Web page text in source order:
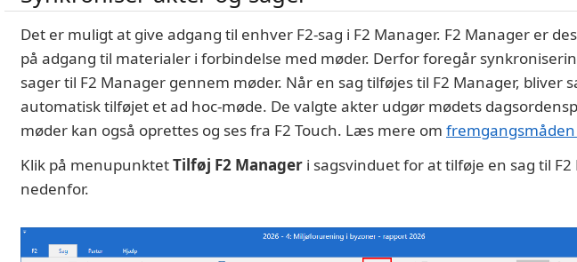
Det er muligt at give adgang til enhver F2-sag i F2 Manager. F2 Manager er
på adgang til materialer i forbindelse med møder. Derfor foregår
sager til F2 Manager gennem møder. Når en sag tilføjes til F2 Manager, bliver
automatisk tilføjet et ad hoc-møde. De valgte akter udgør mødets
møder kan også oprettes og ses fra F2 Touch. Læs mere om fremgangsmåden
Klik på menupunktetTilføj F2 Manager i sagsvinduet for at tilføje en sag til
nedenfor.